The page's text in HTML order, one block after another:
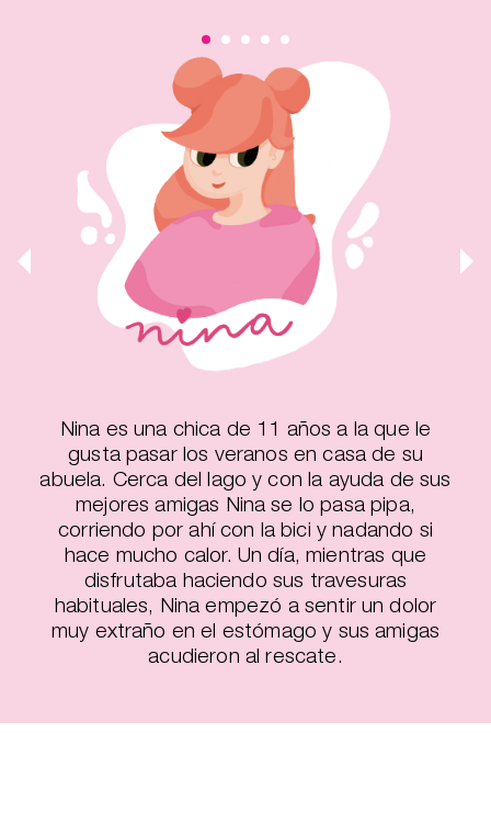
Nina es una chica de 11 años a la que le
gusta pasar los veranos en casa de su
abuela. Cerca del lago y con la ayuda de sus
mejores amigas Nina se lo pasa pipa,
corriendo por ahí con la bici y nadando si
hace mucho calor. Un día, mientras que
disfrutaba haciendo sus travesuras
habituales, Nina empezó a sentir un dolor
muy extraño en el estómago y sus amigas
acudieron al rescate.